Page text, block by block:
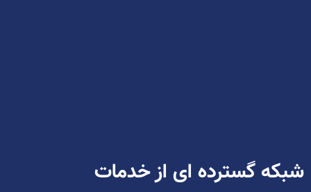
شبکه گسترده ای از خدمات